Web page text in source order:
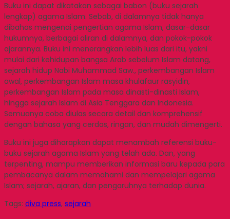
Buku ini dapat dikatakan sebagai babon (buku sejarah
lengkap) agama Islam. Sebab, di dalamnya tidak hanya
dibahas mengenai pengertian agama Islam, dasar-dasar
hukumnya, berbagai aliran di dalamnya, dan pokok-pokok
ajarannya. Buku ini menerangkan lebih luas dari itu, yakni
mulai dari kehidupan bangsa Arab sebelum Islam datang,
sejarah hidup Nabi Muhammad Saw., perkembangan Islam
awal, perkembangan Islam masa khulafaur rasyidin,
perkembangan Islam pada masa dinasti-dinasti Islam,
hingga sejarah Islam di Asia Tenggara dan Indonesia.
Semuanya coba diulas secara detail dan komprehensif
dengan bahasa yang cerdas, ringan, dan mudah dimengerti.
Buku ini juga diharapkan dapat menambah referensi buku-
buku sejarah agama Islam yang telah ada. Dan, yang
terpenting, mampu memberikan informasi baru kepada para
pembacanya dalam memahami dan mempelajari agama
Islam; sejarah, ajaran, dan pengaruhnya terhadap dunia.
Tags: diva press, sejarah